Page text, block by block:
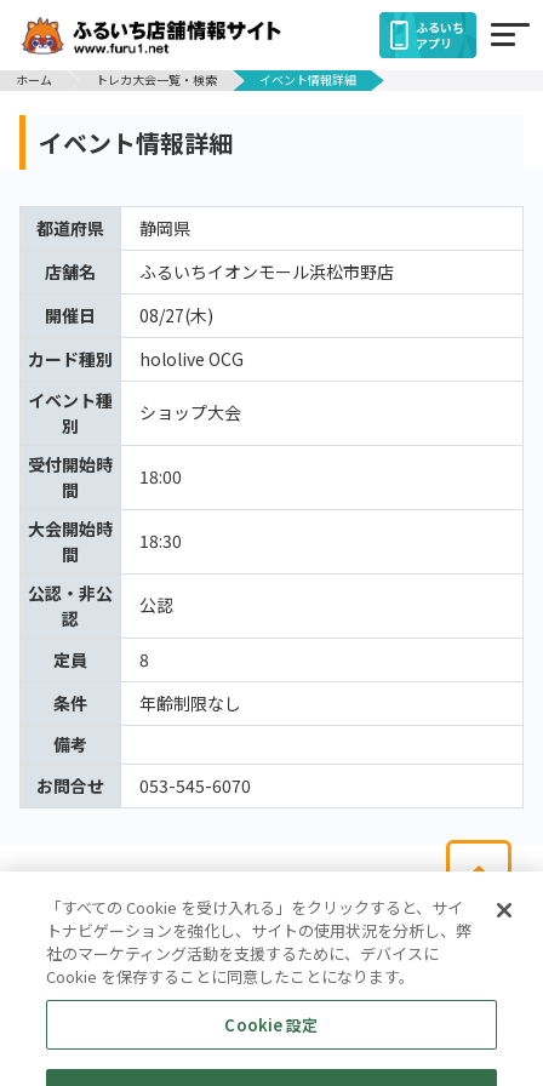
ふるいち
アプリ
ホーム
トレカ大会一覧・検索 イベント情報詳細
イベント情報詳細
都道府県
静岡県
店舗名
ふるいちイオンモール浜松市野店
開催日
08/27(木)
カード種別
hololive OCG
イベント種
別
ショップ大会
受付開始時
間
18:00
大会開始時
間
18:30
公認・非公
認
公認
定員
8
条件
年齢制限なし
備考
お問合せ
053-545-6070
会社概要
サイトマップ
お問い合わせ
個人情報保護方針
株式会社テイツー
「すべての Cookie を受け入れる」をクリックすると、サイ
トナビゲーションを強化し、サイトの使用状況を分析し、弊
社のマーケティング活動を支援するために、デバイスに
Cookie を保存することに同意したことになります。
Cookie 設定